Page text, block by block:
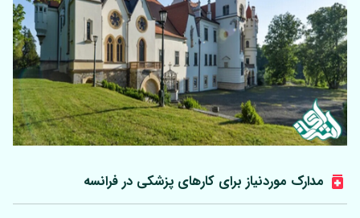
مدارک موردنیاز برای کارهای پزشکی در فرانسه